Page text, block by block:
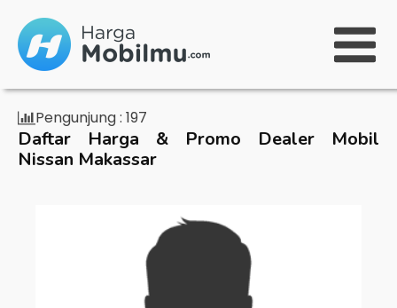
Pengunjung : 197
Daftar Harga & Promo Dealer Mobil
Nissan Makassar